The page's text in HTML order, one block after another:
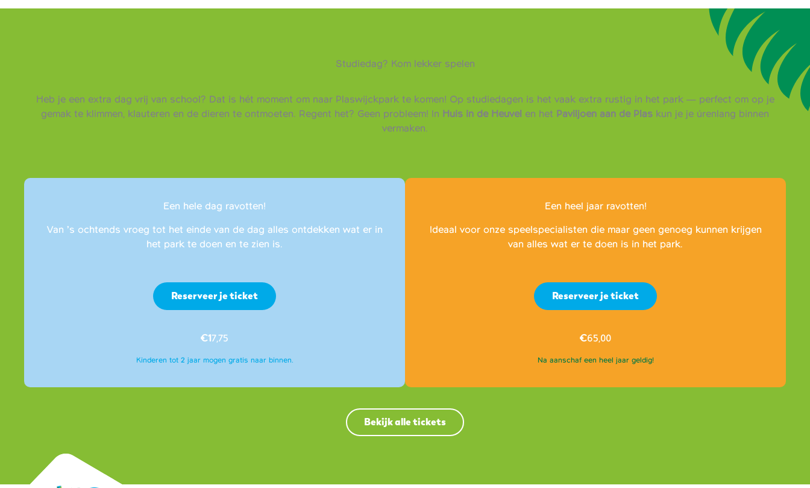
Studiedag? Kom lekker spelen
Heb je een extra dag vrij van school? Dat is hét moment om naar Plaswijckpark te komen! Op studiedagen is het vaak extra rustig in het park — perfect om op je
gemak te klimmen, klauteren en de dieren te ontmoeten. Regent het? Geen probleem! In Huis in de Heuvel en het Paviljoen aan de Plas kun je je úrenlang binnen
vermaken.
Een hele dag ravotten!
Van ’s ochtends vroeg tot het einde van de dag alles ontdekken wat er in
het park te doen en te zien is.
Reserveer je ticket
€17,75
Kinderen tot 2 jaar mogen gratis naar binnen.
Een heel jaar ravotten!
Ideaal voor onze speelspecialisten die maar geen genoeg kunnen krijgen
van alles wat er te doen is in het park.
Reserveer je ticket
€65,00
Na aanschaf een heel jaar geldig!
Bekijk alle tickets